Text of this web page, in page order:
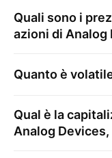
Quali sono i
azioni di Analog
Quanto è
Qual è la
Analog Devices,